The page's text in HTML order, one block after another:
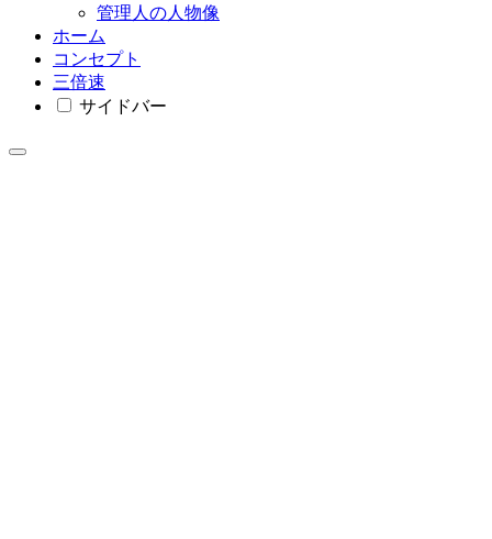
管理人の人物像
ホーム
コンセプト
三倍速
サイドバー